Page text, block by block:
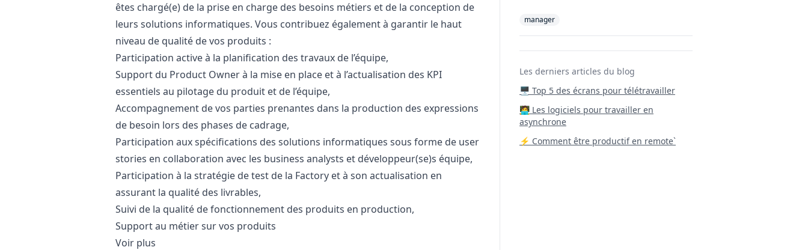
êtes chargé(e) de la prise en charge des besoins métiers et de la conception de
leurs solutions informatiques. Vous contribuez également à garantir le haut
niveau de qualité de vos produits :
Participation active à la planification des travaux de l’équipe,
Support du Product Owner à la mise en place et à l’actualisation des KPI
essentiels au pilotage du produit et de l’équipe,
Accompagnement de vos parties prenantes dans la production des expressions
de besoin lors des phases de cadrage,
Participation aux spécifications des solutions informatiques sous forme de user
stories en collaboration avec les business analysts et développeur(se)s équipe,
Participation à la stratégie de test de la Factory et à son actualisation en
assurant la qualité des livrables,
Suivi de la qualité de fonctionnement des produits en production,
Support au métier sur vos produits
Voir plus
manager
Les derniers articles du blog
🖥️ Top 5 des écrans pour télétravailler
‍🧑‍💻 Les logiciels pour travailler en
asynchrone
⚡ Comment être productif en remote`